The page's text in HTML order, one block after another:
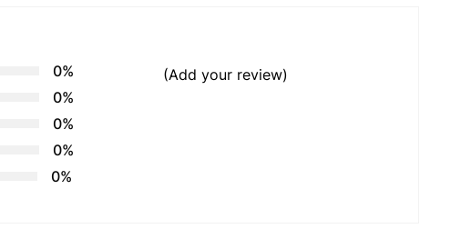
0%
0%
0%
0%
0%
(Add your review)